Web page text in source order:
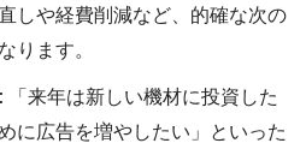
しや経費削減など、的確な次の
ります。
「来年は新しい機材に投資した
に広告を増やしたい」といった